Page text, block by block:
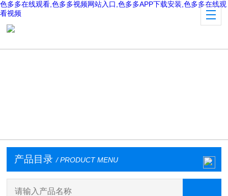
色多多在线观看,色多多视频网站入口,色多多APP下载安装,色多多在线观
看视频
产品目录 / PRODUCT MENU